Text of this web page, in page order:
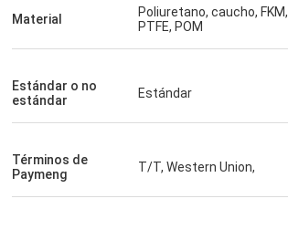
Material
Poliuretano, caucho, FKM,
PTFE, POM
Estándar o no
estándar
Estándar
Términos de
Paymeng
T/T, Western Union,